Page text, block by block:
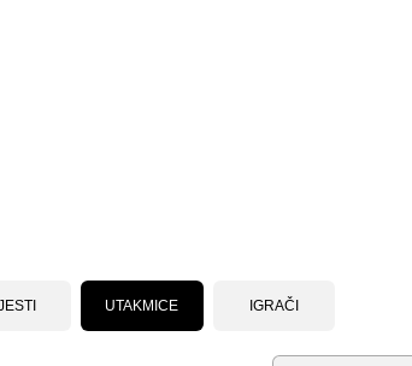
UTAKMICE IGRAČI